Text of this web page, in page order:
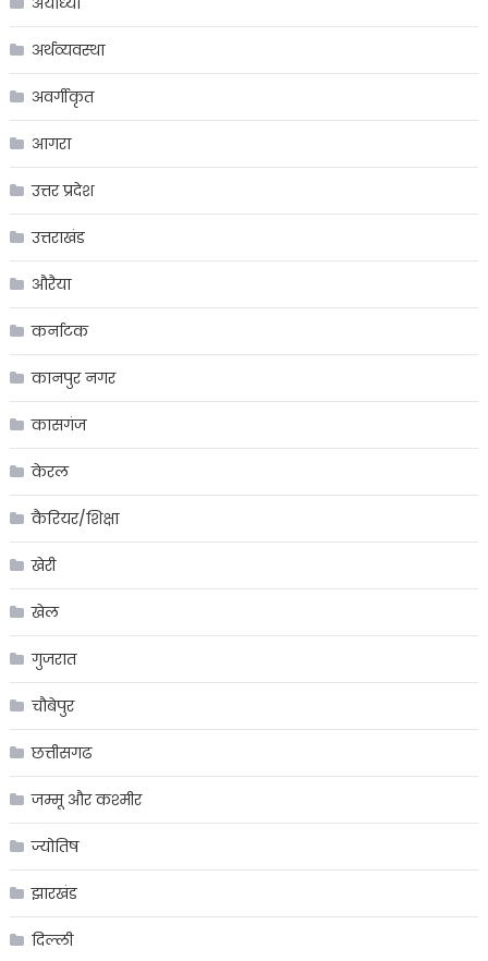
अर्थव्यवस्था
अवर्गीकृत
आगरा
उत्तर प्रदेश
उत्तराखंड
औरैया
कर्नाटक
कानपुर नगर
कासगंज
केरल
कैरियर/शिक्षा
खेरी
खेल
गुजरात
चौबेपुर
छत्तीसगढ
जम्मू और कश्मीर
ज्योतिष
झारखंड
दिल्ली